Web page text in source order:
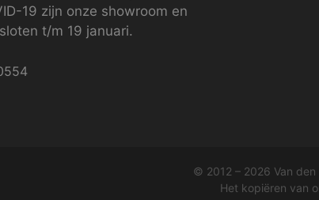
19 zijn onze showroom en
t/m 19 januari.
© 2012 – 2026 Van den
Het kopiëren van